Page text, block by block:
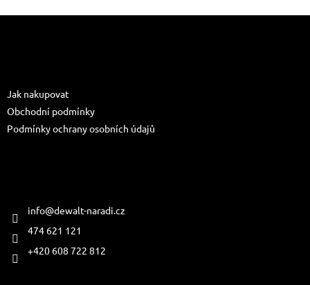
Jak nakupovat
Obchodní podmínky
Podmínky ochrany osobních údajů
info@dewalt-naradi.cz
474 621 121
+420 608 722 812